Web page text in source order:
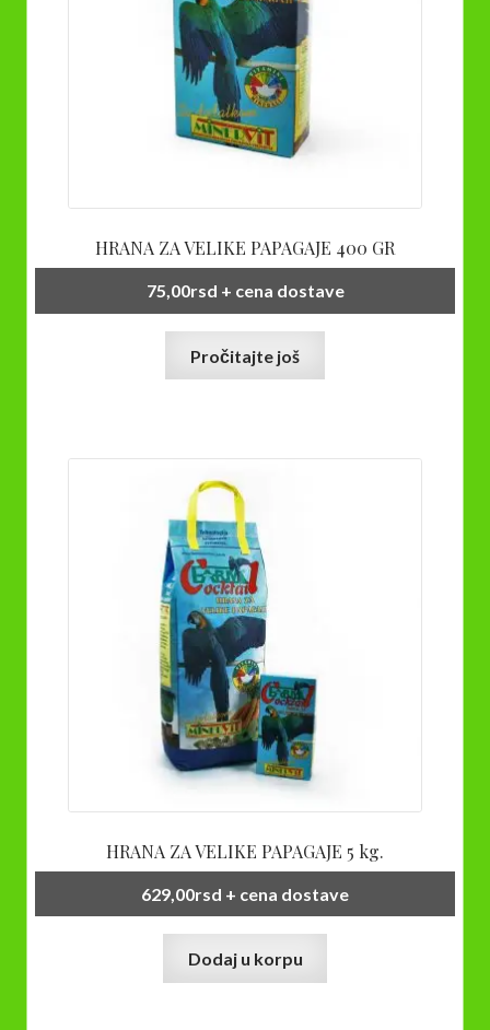
HRANA ZA VELIKE PAPAGAJE 400 GR
75,00rsd + cena dostave
Pročitajte još
HRANA ZA VELIKE PAPAGAJE 5 kg.
629,00rsd + cena dostave
Dodaj u korpu